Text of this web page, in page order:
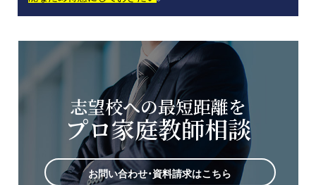
志望校への最短距離を
プロ家庭教師相談
お問い合わせ・資料請求はこちら